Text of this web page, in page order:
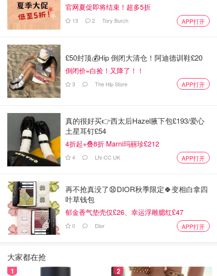
官网夏促即将结束！超多5折
13 2 Tory Burch APP打开
£50封顶💰Hip 倒闭大清仓！阿迪德训鞋£20
倒闭价=白捡！又降了！！
3 The Hip Store APP打开
真的很好买👉西太后Hazel腋下包£193/爱心
土星耳钉£54
4折起+叠8折 Marni玛丽珍£212
4 LN-CC UK APP打开
再不抢真没了😧DIOR秋季限定🍀变相白拿四
叶草钱包
郁金香气垫壳仅£26、幸运浮雕腮红£47
0 Dior APP打开
大家都在抢
1 2